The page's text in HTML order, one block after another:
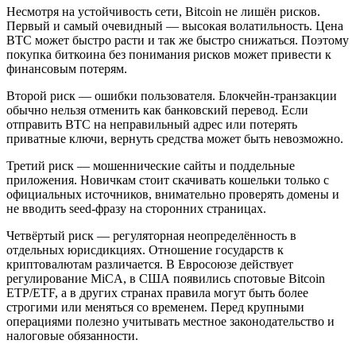
Несмотря на устойчивость сети, Bitcoin не лишён рисков.
Первый и самый очевидный — высокая волатильность. Цена
BTC может быстро расти и так же быстро снижаться. Поэтому
покупка биткоина без понимания рисков может привести к
финансовым потерям.
Второй риск — ошибки пользователя. Блокчейн-транзакции
обычно нельзя отменить как банковский перевод. Если
отправить BTC на неправильный адрес или потерять
приватные ключи, вернуть средства может быть невозможно.
Третий риск — мошеннические сайты и поддельные
приложения. Новичкам стоит скачивать кошельки только с
официальных источников, внимательно проверять домены и
не вводить seed-фразу на сторонних страницах.
Четвёртый риск — регуляторная неопределённость в
отдельных юрисдикциях. Отношение государств к
криптовалютам различается. В Евросоюзе действует
регулирование MiCA, в США появились спотовые Bitcoin
ETP/ETF, а в других странах правила могут быть более
строгими или меняться со временем. Перед крупными
операциями полезно учитывать местное законодательство и
налоговые обязанности.